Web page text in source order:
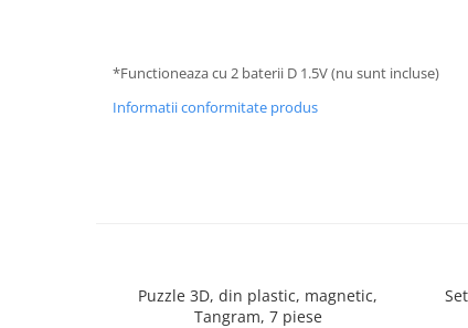
*Functioneaza cu 2 baterii D 1.5V (nu sunt incluse)
Informatii conformitate produs
Puzzle 3D, din plastic, magnetic,
Tangram, 7 piese